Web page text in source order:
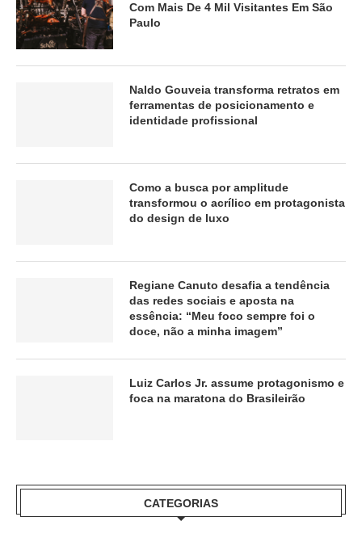
Com Mais De 4 Mil Visitantes Em São
Paulo
Naldo Gouveia transforma retratos em
ferramentas de posicionamento e
identidade profissional
Como a busca por amplitude
transformou o acrílico em protagonista
do design de luxo
Regiane Canuto desafia a tendência
das redes sociais e aposta na
essência: “Meu foco sempre foi o
doce, não a minha imagem”
Luiz Carlos Jr. assume protagonismo e
foca na maratona do Brasileirão
CATEGORIAS